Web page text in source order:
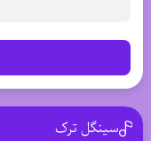
سینگل ترک